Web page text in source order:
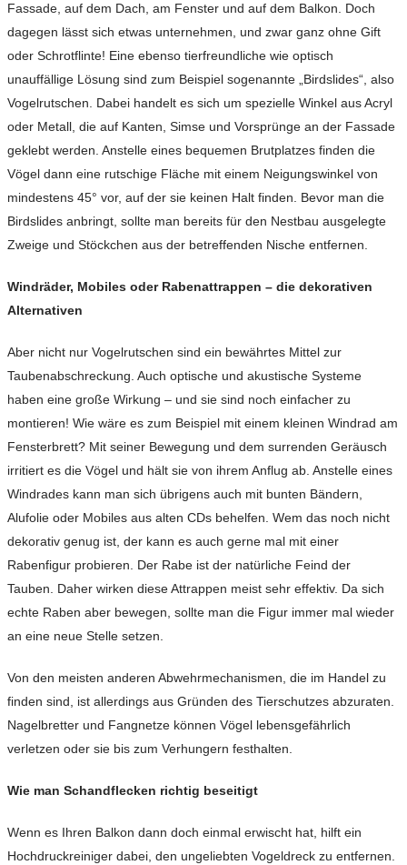
Fassade, auf dem Dach, am Fenster und auf dem Balkon. Doch
dagegen lässt sich etwas unternehmen, und zwar ganz ohne Gift
oder Schrotflinte! Eine ebenso tierfreundliche wie optisch
unauffällige Lösung sind zum Beispiel sogenannte „Birdslides“, also
Vogelrutschen. Dabei handelt es sich um spezielle Winkel aus Acryl
oder Metall, die auf Kanten, Simse und Vorsprünge an der Fassade
geklebt werden. Anstelle eines bequemen Brutplatzes finden die
Vögel dann eine rutschige Fläche mit einem Neigungswinkel von
mindestens 45° vor, auf der sie keinen Halt finden. Bevor man die
Birdslides anbringt, sollte man bereits für den Nestbau ausgelegte
Zweige und Stöckchen aus der betreffenden Nische entfernen.
Windräder, Mobiles oder Rabenattrappen – die dekorativen
Alternativen
Aber nicht nur Vogelrutschen sind ein bewährtes Mittel zur
Taubenabschreckung. Auch optische und akustische Systeme
haben eine große Wirkung – und sie sind noch einfacher zu
montieren! Wie wäre es zum Beispiel mit einem kleinen Windrad am
Fensterbrett? Mit seiner Bewegung und dem surrenden Geräusch
irritiert es die Vögel und hält sie von ihrem Anflug ab. Anstelle eines
Windrades kann man sich übrigens auch mit bunten Bändern,
Alufolie oder Mobiles aus alten CDs behelfen. Wem das noch nicht
dekorativ genug ist, der kann es auch gerne mal mit einer
Rabenfigur probieren. Der Rabe ist der natürliche Feind der
Tauben. Daher wirken diese Attrappen meist sehr effektiv. Da sich
echte Raben aber bewegen, sollte man die Figur immer mal wieder
an eine neue Stelle setzen.
Von den meisten anderen Abwehrmechanismen, die im Handel zu
finden sind, ist allerdings aus Gründen des Tierschutzes abzuraten.
Nagelbretter und Fangnetze können Vögel lebensgefährlich
verletzen oder sie bis zum Verhungern festhalten.
Wie man Schandflecken richtig beseitigt
Wenn es Ihren Balkon dann doch einmal erwischt hat, hilft ein
Hochdruckreiniger dabei, den ungeliebten Vogeldreck zu entfernen.